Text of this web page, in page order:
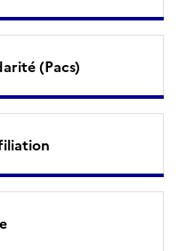
(Pacs)